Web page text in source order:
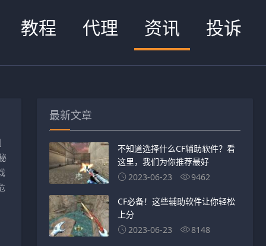
教程 代理 资讯 投诉
最新文章
不知道选择什么CF辅助软件？看
这里，我们为你推荐最好
2023-06-23
9462
CF必备！这些辅助软件让你轻松
上分
2023-06-23
8148